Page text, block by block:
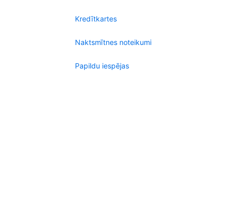
Kredītkartes
Naktsmītnes noteikumi
Papildu iespējas